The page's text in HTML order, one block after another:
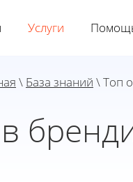
Услуги
\ База знаний \ Топ